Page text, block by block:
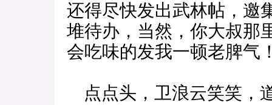
还得尽快发出武林帖，邀
堆待办，当然，你大叔那
会吃味的发我一顿老脾气
点点头，卫浪云笑笑，